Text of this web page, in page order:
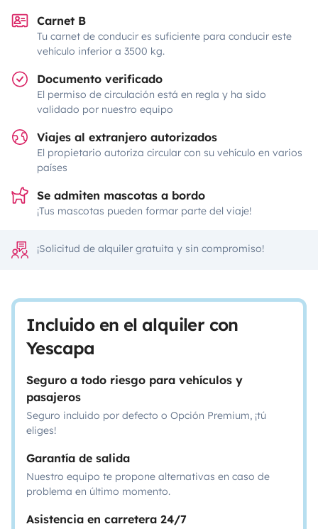
Carnet B
Tu carnet de conducir es suficiente para conducir este
vehículo inferior a 3500 kg.
Documento verificado
El permiso de circulación está en regla y ha sido
validado por nuestro equipo
Viajes al extranjero autorizados
El propietario autoriza circular con su vehículo en varios
países
Se admiten mascotas a bordo
¡Tus mascotas pueden formar parte del viaje!
¡Solicitud de alquiler gratuita y sin compromiso!
Incluido en el alquiler con
Yescapa
Seguro a todo riesgo para vehículos y
pasajeros
Seguro incluido por defecto o Opción Premium, ¡tú
eliges!
Garantía de salida
Nuestro equipo te propone alternativas en caso de
problema en último momento.
Asistencia en carretera 24/7